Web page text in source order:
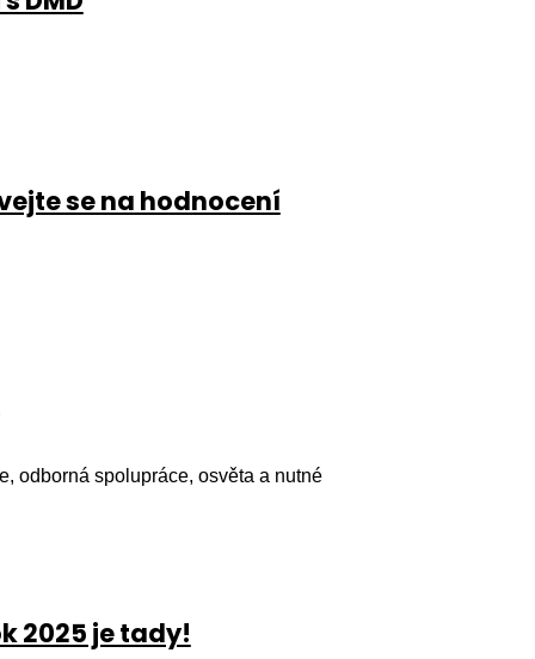
se na hodnocení
odborná spolupráce, osvěta a nutné
2025 je tady!